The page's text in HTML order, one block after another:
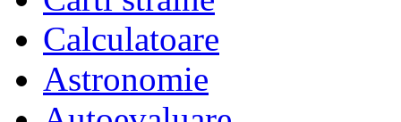
Calculatoare
Astronomie